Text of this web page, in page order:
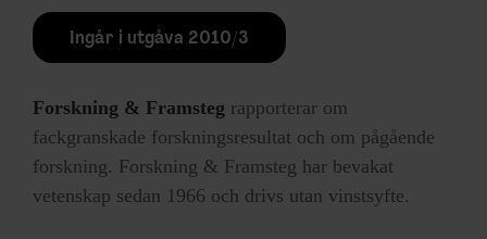
Ingår i utgåva 2010/3
Forskning & Framsteg rapporterar om
fackgranskade forskningsresultat och om pågående
forskning. Forskning & Framsteg har bevakat
vetenskap sedan 1966 och drivs utan vinstsyfte.